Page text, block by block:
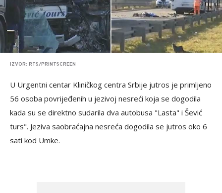
IZVOR: RTS/PRINTSCREEN
U Urgentni centar Kliničkog centra Srbije jutros je primljeno
56 osoba povrijeđenih u jezivoj nesreći koja se dogodila
kada su se direktno sudarila dva autobusa "Lasta" i Šević
turs". Jeziva saobraćajna nesreća dogodila se jutros oko 6
sati kod Umke.